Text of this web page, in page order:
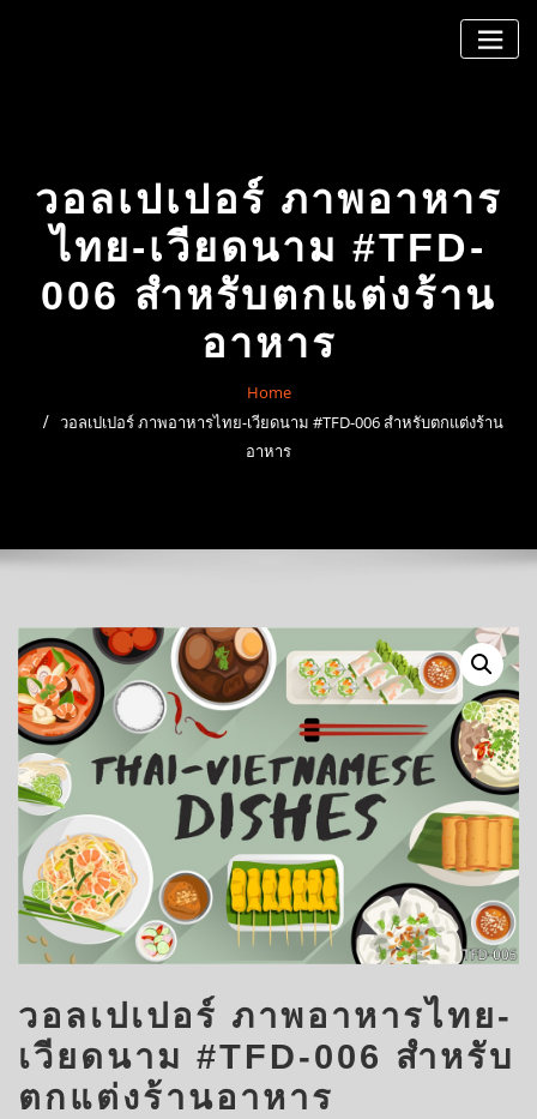
วอลเปเปอร์ ภาพอาหาร
ไทย-เวียดนาม #TFD-
006 สำหรับตกแต่งร้าน
อาหาร
Home
วอลเปเปอร์ ภาพอาหารไทย-เวียดนาม #TFD-006 สำหรับตกแต่งร้าน
อาหาร
วอลเปเปอร์ ภาพอาหารไทย-
เวียดนาม #TFD-006 สำหรับ
ตกแต่งร้านอาหาร